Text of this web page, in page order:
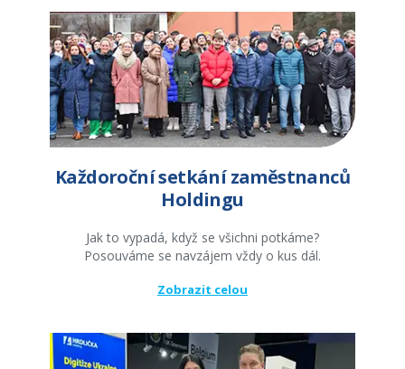
Každoroční setkání zaměstnanců
Holdingu
Jak to vypadá, když se všichni potkáme?
Posouváme se navzájem vždy o kus dál.
Zobrazit celou